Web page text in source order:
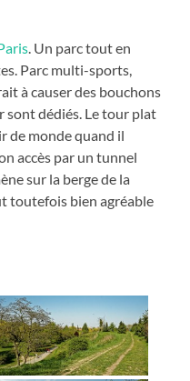
. Un parc tout en
Parc multi-sports,
à causer des bouchons
sont dédiés. Le tour plat
de monde quand il
accès par un tunnel
sur la berge de la
toutefois bien agréable